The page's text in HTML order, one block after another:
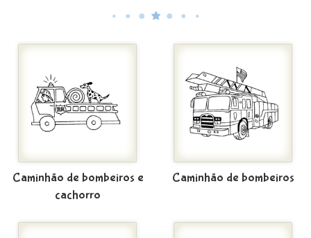
Caminhão de bombeiros e
cachorro
Caminhão de bombeiros